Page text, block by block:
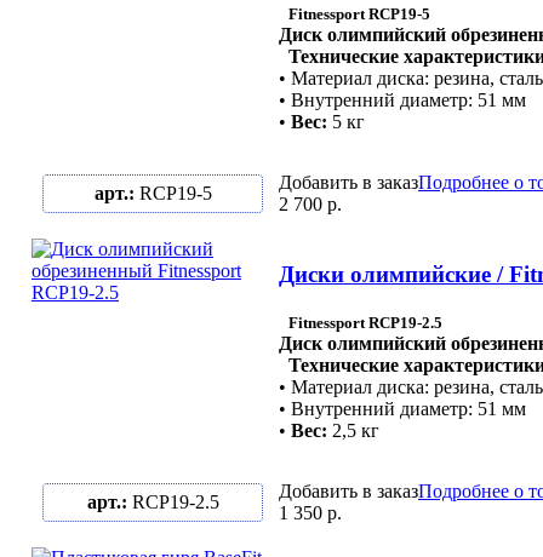
Fitnessport RCP19-5
Диск олимпийский
Технические
• Материал диска: резина, сталь
• Внутренний диаметр: 51 мм
• Вес: 5 кг
арт.: RCP19-5
Добавить в заказПодробнее о
2 700 р.
Диски олимпийские /
Fitnessport RCP19-2.5
Диск олимпийский
Технические
• Материал диска: резина, сталь
• Внутренний диаметр: 51 мм
• Вес: 2,5 кг
арт.: RCP19-2.5
Добавить в заказПодробнее о
1 350 р.